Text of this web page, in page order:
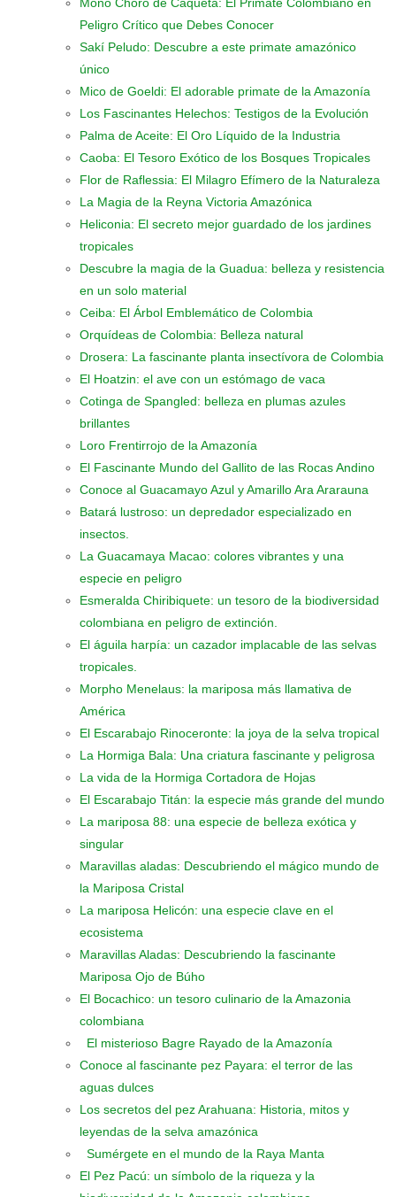
Mono Choro de Caquetá: El Primate Colombiano en
Peligro Crítico que Debes Conocer
Sakí Peludo: Descubre a este primate amazónico
único
Mico de Goeldi: El adorable primate de la Amazonía
Los Fascinantes Helechos: Testigos de la Evolución
Palma de Aceite: El Oro Líquido de la Industria
Caoba: El Tesoro Exótico de los Bosques Tropicales
Flor de Raflessia: El Milagro Efímero de la Naturaleza
La Magia de la Reyna Victoria Amazónica
Heliconia: El secreto mejor guardado de los jardines
tropicales
Descubre la magia de la Guadua: belleza y resistencia
en un solo material
Ceiba: El Árbol Emblemático de Colombia
Orquídeas de Colombia: Belleza natural
Drosera: La fascinante planta insectívora de Colombia
El Hoatzin: el ave con un estómago de vaca
Cotinga de Spangled: belleza en plumas azules
brillantes
Loro Frentirrojo de la Amazonía
El Fascinante Mundo del Gallito de las Rocas Andino
Conoce al Guacamayo Azul y Amarillo Ara Ararauna
Batará lustroso: un depredador especializado en
insectos.
La Guacamaya Macao: colores vibrantes y una
especie en peligro
Esmeralda Chiribiquete: un tesoro de la biodiversidad
colombiana en peligro de extinción.
El águila harpía: un cazador implacable de las selvas
tropicales.
Morpho Menelaus: la mariposa más llamativa de
América
El Escarabajo Rinoceronte: la joya de la selva tropical
La Hormiga Bala: Una criatura fascinante y peligrosa
La vida de la Hormiga Cortadora de Hojas
El Escarabajo Titán: la especie más grande del mundo
La mariposa 88: una especie de belleza exótica y
singular
Maravillas aladas: Descubriendo el mágico mundo de
la Mariposa Cristal
La mariposa Helicón: una especie clave en el
ecosistema
Maravillas Aladas: Descubriendo la fascinante
Mariposa Ojo de Búho
El Bocachico: un tesoro culinario de la Amazonia
colombiana
El misterioso Bagre Rayado de la Amazonía
Conoce al fascinante pez Payara: el terror de las
aguas dulces
Los secretos del pez Arahuana: Historia, mitos y
leyendas de la selva amazónica
Sumérgete en el mundo de la Raya Manta
El Pez Pacú: un símbolo de la riqueza y la